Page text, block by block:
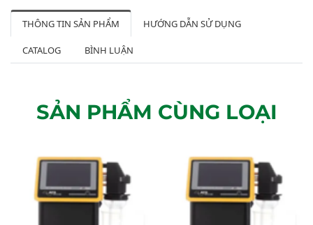
THÔNG TIN SẢN PHẨM HƯỚNG DẪN SỬ DỤNG
CATALOG BÌNH LUẬN
SẢN PHẨM CÙNG LOẠI